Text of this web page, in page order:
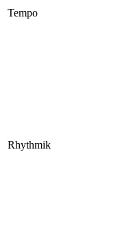
Tempo
Rhythmik